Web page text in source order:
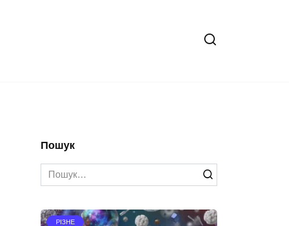
Пошук
Search
for:
РІЗНЕ